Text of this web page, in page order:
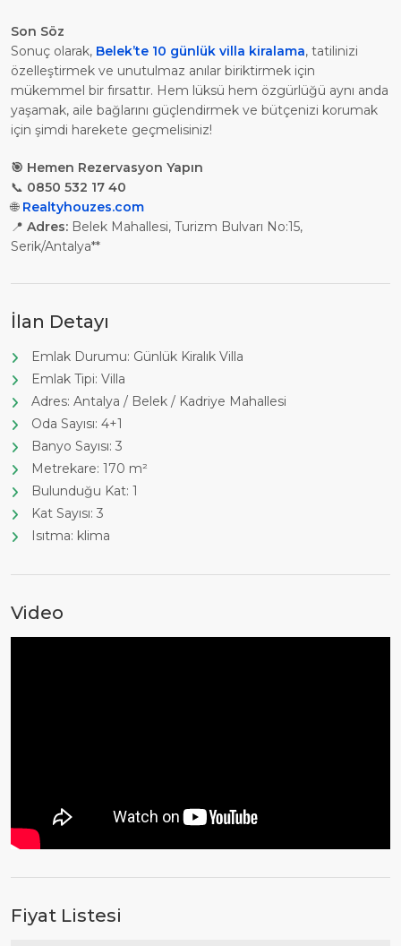
Son Söz
Sonuç olarak, Belek’te 10 günlük villa kiralama, tatilinizi
özelleştirmek ve unutulmaz anılar biriktirmek için
mükemmel bir fırsattır. Hem lüksü hem özgürlüğü aynı anda
yaşamak, aile bağlarını güçlendirmek ve bütçenizi korumak
için şimdi harekete geçmelisiniz!
🎯 Hemen Rezervasyon Yapın
📞 0850 532 17 40
🌐 Realtyhouzes.com
📍 Adres: Belek Mahallesi, Turizm Bulvarı No:15,
Serik/Antalya**
İlan Detayı
Emlak Durumu: Günlük Kiralık Villa
Emlak Tipi: Villa
Adres: Antalya / Belek / Kadriye Mahallesi
Oda Sayısı: 4+1
Banyo Sayısı: 3
Metrekare: 170 m²
Bulunduğu Kat: 1
Kat Sayısı: 3
Isıtma: klima
Video
Fiyat Listesi